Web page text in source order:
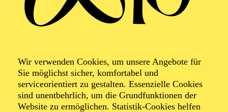
Wir verwenden Cookies, um unsere Angebote für
Sie möglichst sicher, komfortabel und
serviceorientiert zu gestalten. Essenzielle Cookies
sind unentbehrlich, um die Grundfunktionen der
Website zu ermöglichen. Statistik-Cookies helfen